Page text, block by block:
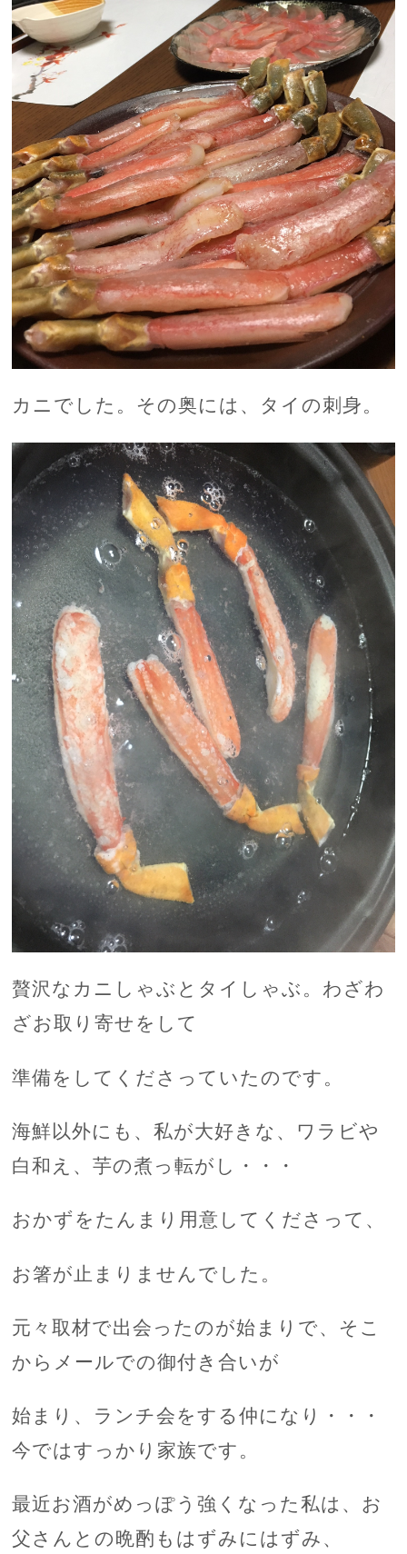
カニでした。その奥には、タイの刺身。
贅沢なカニしゃぶとタイしゃぶ。わざわ
ざお取り寄せをして
準備をしてくださっていたのです。
海鮮以外にも、私が大好きな、ワラビや
白和え、芋の煮っ転がし・・・
おかずをたんまり用意してくださって、
お箸が止まりませんでした。
元々取材で出会ったのが始まりで、そこ
からメールでの御付き合いが
始まり、ランチ会をする仲になり・・・
今ではすっかり家族です。
最近お酒がめっぽう強くなった私は、お
父さんとの晩酌もはずみにはずみ、